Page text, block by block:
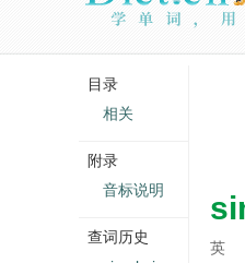
英
目录
相关
附录
音标说明
查词历史